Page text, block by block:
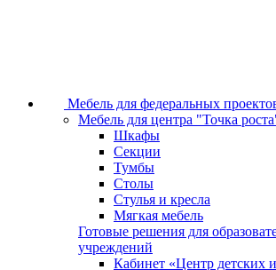
Мебель для федеральных
Мебель для центра "Точка
Шкафы
Секции
Тумбы
Столы
Стулья и кресла
Мягкая мебель
Готовые решения для
учреждений
Кабинет «Центр детских